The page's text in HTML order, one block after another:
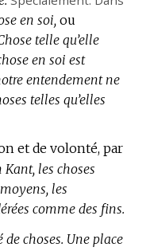
en soi, ou
telle qu’elle
en soi est
entendement ne
telles qu’elles
et de volonté, par
Kant, les choses
les
comme des fins.
choses. Une place